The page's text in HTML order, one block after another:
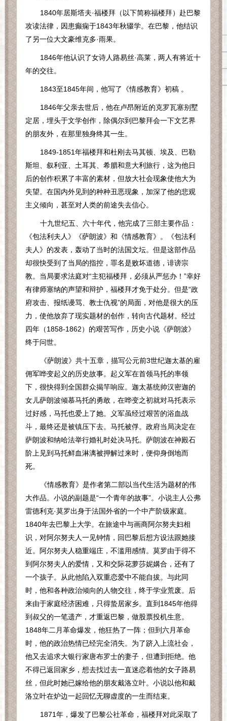
1840年居斯塔夫·福楼拜（以下简称福楼拜）赴巴黎
攻读法律，因患癫痫于1843年秋辍学。在巴黎，他结识
了另一位大文豪维克多·雨果。
1846年他认识了女诗人路易丝·高莱，两人有将近十
年的交往。
1843至1845年间，他写了《情感教育》初稿 。
1846年父亲去世后，他在卢昂附近的克罗瓦塞别墅
定居，埋头于文学创作，除偶尔到巴黎拜会一下文艺界
的朋友外，在那里独身终其一生。
1849-1851年福楼拜和杜刚去马其顿、埃及、巴勒
斯坦、叙利亚、土耳其、希腊和意大利旅行，这为他日
后的创作积累了丰富的素材，但放大社会现象使他大为
失望。在国内外见到的种种丑恶现象，加深了他的悲观
主义倾向，甚至对人类的前途失去信心。
十九世纪五、六十年代，他完成了三部主要作品：
《包法利夫人》《萨朗波》和《情感教育》。《包法利
夫人》的发表，轰动了当时的法国文坛。但是这部作品
却很快受到了当局的指控，罪名是败坏道德，诽谤宗
教。当局要求法庭对“主犯福楼拜，必须从严惩办！”幸好
有律师塞纳的声望和辩护，福楼拜才免于处分。但是“政
府攻击、报纸谩骂、教士仇视”的局面，对他是很大的压
力，使他放弃了现实题材的创作，转向古代题材。经过
四年（1858-1862）的艰苦写作，历史小说《萨朗波》
终于问世。
《萨朗波》共十五章，描写公元前3世纪迦太基的雇
佣军哗变起义的历史故事。起义军在首领马托的率领
下，很快得到全国群众揭竿响应。迦太基统帅汉密迦的
女儿萨朗波倾慕马托的勇敢，在哗变之初就对马托表示
过好感，马托也爱上了她。义军虽经过艰苦的浴血战
斗，最终还是被镇压下去。马托被俘。政府当局决定在
萨朗波和纳哈法举行婚礼时处决马托。萨朗波在神殿石
阶上见到马托鲜血淋漓被押解过来时，便仰身倒地而
死。
《情感教育》是作者第二部以当代生活为题材的伟
大作品。小说的副题是“一个青年的故事”。小说主人公弗
雷德利克·莫罗出身于法国外省的一个中产阶级家庭。
1840年去巴黎上大学。在旅途中与画商阿尔努夫妇相
识，对阿尔努夫人一见钟情，回巴黎后想方设法跟她接
近。阿尔努夫人稳重端庄，不滥用感情。莫罗由于得不
到阿尔努夫人的爱情，又和交际花萝莎妮媾合，还有了
一个孩子。从此他陷入双重恋爱中不能自拔。与此同
时，他和各种政治倾向的人物交往，终于学业荒废。后
来由于家庭经济困难，只得蛰居家乡。直到 1845年他得
到叔父的一笔遗产，才重返巴黎，做股票投机生意。
1848年二月革命爆发，他狂热了一阵；但到六月革命
时，他的政治热情已经完全消失。为了跻入上流社会，
他又去追求大银行家唐布罗士的妻子，但遭到拒绝。他
不得已返回家乡，想去找过去一直迷恋着他的女子路易
丝，但此时她已嫁给他的朋友戴洛立叶。小说以他和戴
洛立叶在炉边一起回忆无聊虚度的一生而结束。
1871年，爆发了巴黎公社革命，福楼拜对此采取了